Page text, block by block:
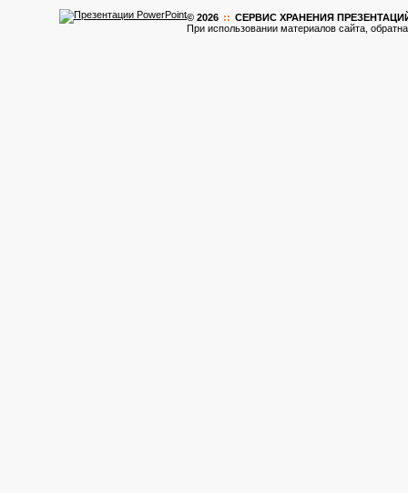
© 2026 :: CЕРВИС ХРАНЕНИЯ ПРЕЗЕНТАЦИЙ
При использовании материалов сайта,